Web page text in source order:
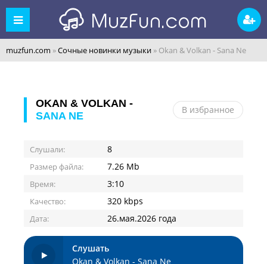
muzfun.com »Сочные новинки музыки » Okan & Volkan - Sana Ne
OKAN & VOLKAN -
SANA NE
В избранное
Слушали: 8
Размер файла: 7.26 Mb
Время: 3:10
Качество: 320 kbps
Дата: 26.мая.2026 года
Слушать
Okan & Volkan - Sana Ne